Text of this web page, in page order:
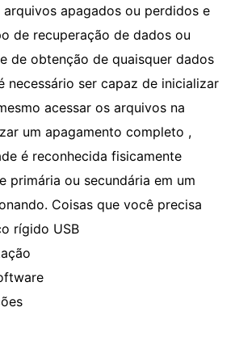
arquivos apagados ou perdidos e
de recuperação de dados ou
de obtenção de quaisquer dados
necessário ser capaz de inicializar
acessar os arquivos na
um apagamento completo ,
é reconhecida fisicamente
primária ou secundária em um
Coisas que você precisa
rígido USB